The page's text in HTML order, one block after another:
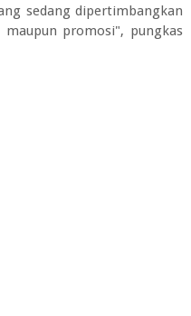
sedang dipertimbangkan
promosi", pungkas